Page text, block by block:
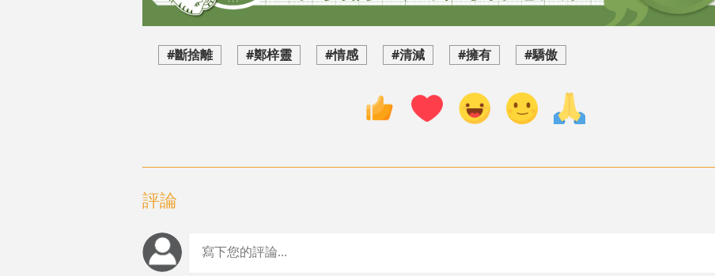
#斷捨離 #鄭梓靈 #情感 #清減 #擁有 #驕傲
評論